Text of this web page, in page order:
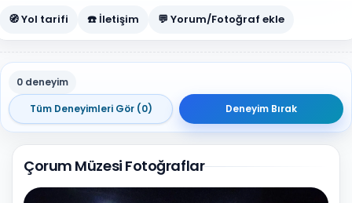
🧭 Yol tarifi ☎️ İletişim 💬 Yorum/Fotoğraf ekle
0 deneyim
Tüm Deneyimleri Gör (0)
Deneyim Bırak
Çorum Müzesi Fotoğraflar